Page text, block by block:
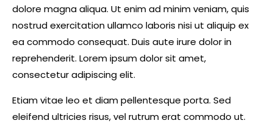
dolore magna aliqua. Ut enim ad minim veniam, quis
nostrud exercitation ullamco laboris nisi ut aliquip ex
ea commodo consequat. Duis aute irure dolor in
reprehenderit. Lorem ipsum dolor sit amet,
consectetur adipiscing elit.
Etiam vitae leo et diam pellentesque porta. Sed
eleifend ultricies risus, vel rutrum erat commodo ut.